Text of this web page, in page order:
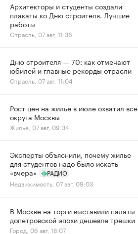
Архитекторы и студенты создали
плакаты ко Дню строителя. Лучшие
работы
Отрасль, 07 авг, 11:36
Дню строителя — 70: как отмечают
юбилей и главные рекорды отрасли
Отрасль, 07 авг, 11:04
Рост цен на жилье в июле охватил все
округа Москвы
Жилье, 07 авг, 09:34
Эксперты объяснили, почему жилье
для студентов надо было искать
«вчера»
РАДИО
Недвижимость, 07 авг, 09:03
В Москве на торги выставили палаты
допетровской эпохи дешевле трешки
Город, 06 авг, 18:07